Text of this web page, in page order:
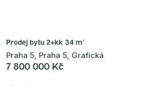
Prodej bytu 2+kk 34 m²
Praha 5, Praha 5, Grafická
7 800 000 Kč